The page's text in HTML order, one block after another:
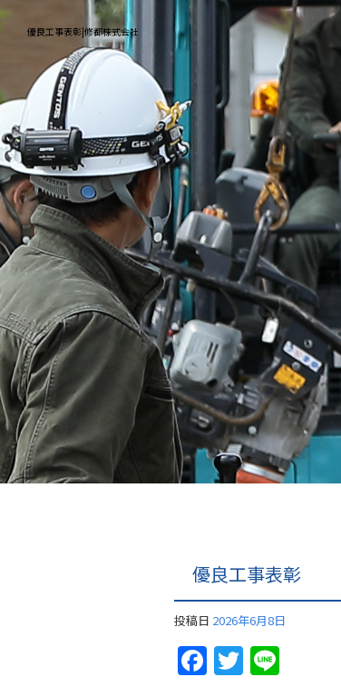
優良工事表彰|修都株式会社
優良工事表彰
投稿日 2026年6月8日
Facebook
Twitter